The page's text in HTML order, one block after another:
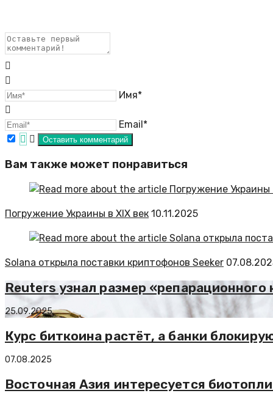
Имя*
Email*
Вам также может понравиться
Погружение Украины в XIX век 10.11.2025
Solana открыла поставки криптофонов Seeker
Reuters узнал размер «репарационного
25.09.2025
Курс биткоина растёт, а банки
07.08.2025
Восточная Азия интересуется